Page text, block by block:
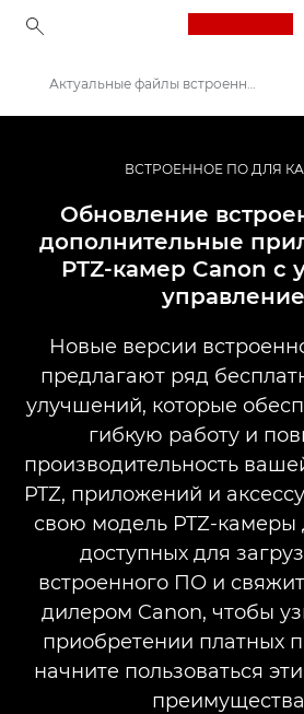
Камеры PTZ и сетевые камеры с удаленным управлением
Актуальные файлы встроенного ПО для камер Canon PTZ
ВСТРОЕННОЕ ПО ДЛЯ
Обновление
дополнительные
PTZ-камер Canon с
Новые версии
предлагают ряд
улучшений, которые
гибкую работу и
производительность
PTZ, приложений и
свою модель PTZ-камеры
доступных для
встроенного ПО и
дилером Canon, чтобы
приобретении платных
начните пользоваться